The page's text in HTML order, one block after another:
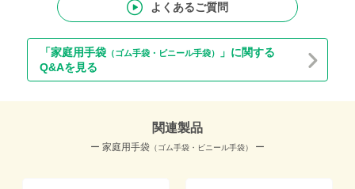
よくあるご質問
「家庭用手袋 （ゴム手袋・ビニール手袋）
」に関する
Q&Aを見る
関連製品
ー 家庭用手袋 （ゴム手袋・ビニール手袋） ー